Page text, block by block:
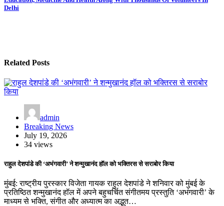
Delhi
Related Posts
admin
Breaking News
July 19, 2026
34 views
राहुल देशपांडे की ‘अभंगवारी’ ने शन्मुखानंद हॉल को भक्तिरस से सराबोर किया
मुंबई: राष्ट्रीय पुरस्कार विजेता गायक राहुल देशपांडे ने शनिवार को मुंबई के
प्रतिष्ठित शन्मुखानंद हॉल में अपने बहुचर्चित संगीतमय प्रस्तुति ‘अभंगवारी’ के
माध्यम से भक्ति, संगीत और अध्यात्म का अद्भुत…